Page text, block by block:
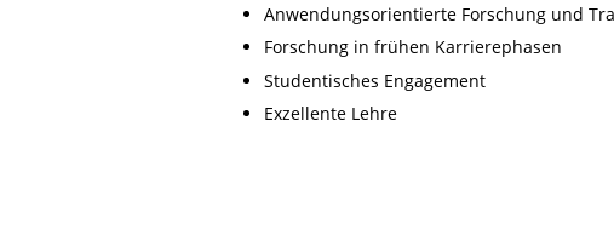
Anwendungsorientierte Forschung und
Forschung in frühen Karrierephasen
Studentisches Engagement
Exzellente Lehre